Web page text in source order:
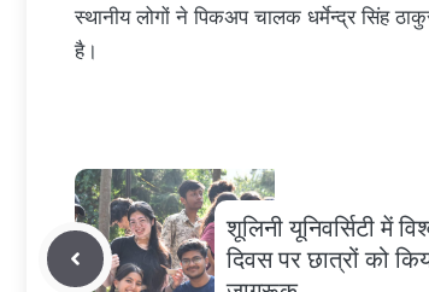
स्थानीय लोगों ने पिकअप चालक धर्मेन्द्र सिंह
है।
शूलिनी यूनिवर्सिटी में
दिवस पर छात्रों को